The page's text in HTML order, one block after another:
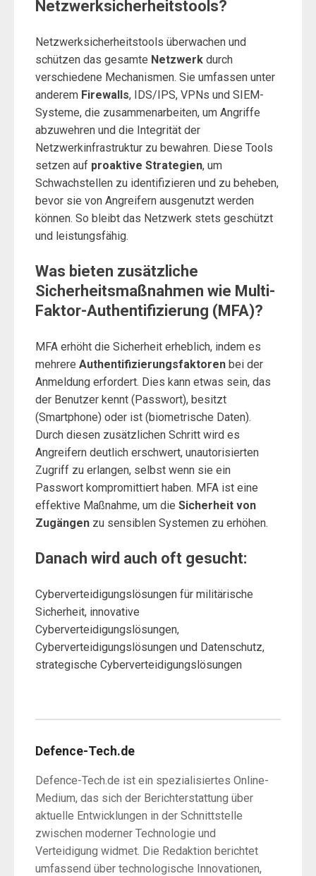
Netzwerksicherheitstools?
Netzwerksicherheitstools überwachen und
schützen das gesamte Netzwerk durch
verschiedene Mechanismen. Sie umfassen unter
anderem Firewalls, IDS/IPS, VPNs und SIEM-
Systeme, die zusammenarbeiten, um Angriffe
abzuwehren und die Integrität der
Netzwerkinfrastruktur zu bewahren. Diese Tools
setzen auf proaktive Strategien, um
Schwachstellen zu identifizieren und zu beheben,
bevor sie von Angreifern ausgenutzt werden
können. So bleibt das Netzwerk stets geschützt
und leistungsfähig.
Was bieten zusätzliche
Sicherheitsmaßnahmen wie Multi-
Faktor-Authentifizierung (MFA)?
MFA erhöht die Sicherheit erheblich, indem es
mehrere Authentifizierungsfaktoren bei der
Anmeldung erfordert. Dies kann etwas sein, das
der Benutzer kennt (Passwort), besitzt
(Smartphone) oder ist (biometrische Daten).
Durch diesen zusätzlichen Schritt wird es
Angreifern deutlich erschwert, unautorisierten
Zugriff zu erlangen, selbst wenn sie ein
Passwort kompromittiert haben. MFA ist eine
effektive Maßnahme, um die Sicherheit von
Zugängen zu sensiblen Systemen zu erhöhen.
Danach wird auch oft gesucht:
Cyberverteidigungslösungen für militärische
Sicherheit, innovative
Cyberverteidigungslösungen,
Cyberverteidigungslösungen und Datenschutz,
strategische Cyberverteidigungslösungen
Defence-Tech.de
Defence-Tech.de ist ein spezialisiertes Online-
Medium, das sich der Berichterstattung über
aktuelle Entwicklungen in der Schnittstelle
zwischen moderner Technologie und
Verteidigung widmet. Die Redaktion berichtet
umfassend über technologische Innovationen,